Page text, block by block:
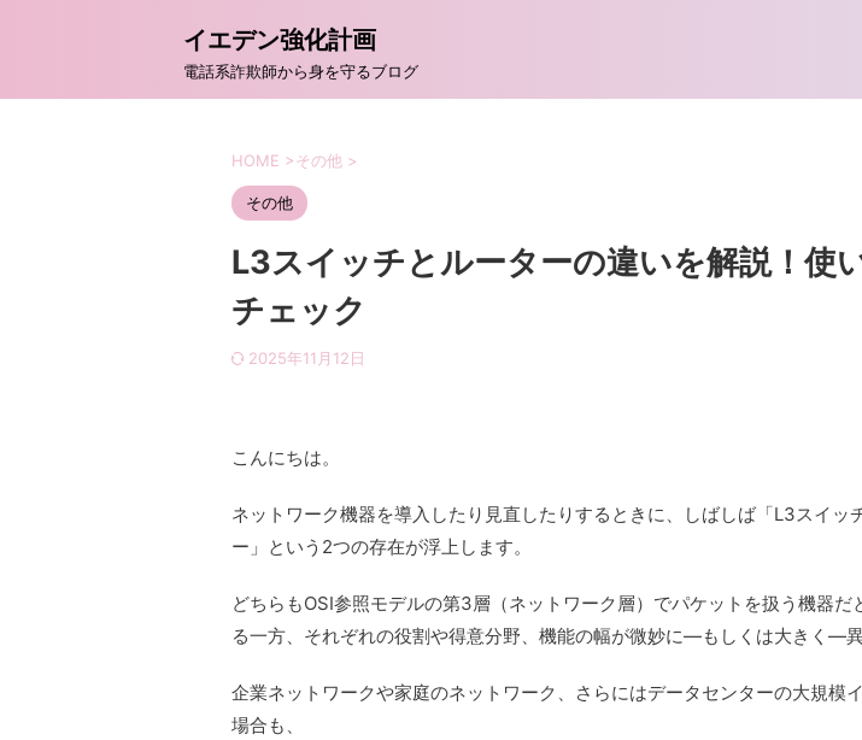
イエデン強化計画
電話系詐欺師から身を守るブログ
HOME >その他 >
その他
L3スイッチとルーターの違いを解説！使
チェック
2025年11月12日
こんにちは。
ネットワーク機器を導入したり見直したりするときに、しばしば「L3スイッ
ー」という2つの存在が浮上します。
どちらもOSI参照モデルの第3層（ネットワーク層）でパケットを扱う機器だ
る一方、それぞれの役割や得意分野、機能の幅が微妙に—もしくは大きく—異
企業ネットワークや家庭のネットワーク、さらにはデータセンターの大規模
場合も、